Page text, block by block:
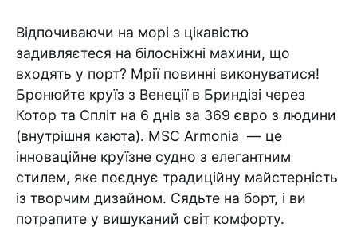
Відпочиваючи на морі з цікавістю
задивляєтеся на білосніжні махини, що
входять у порт? Мрії повинні виконуватися!
Бронюйте круїз з Венеції в Бриндізі через
Котор та Спліт на 6 днів за 369 євро з людини
(внутрішня каюта). MSC Armonia — це
інноваційне круїзне судно з елегантним
стилем, яке поєднує традиційну майстерність
із творчим дизайном. Сядьте на борт, і ви
потрапите у вишуканий світ комфорту.